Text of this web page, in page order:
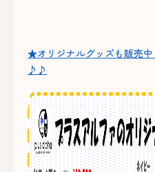
★オリジナルグッズも販売
♪♪